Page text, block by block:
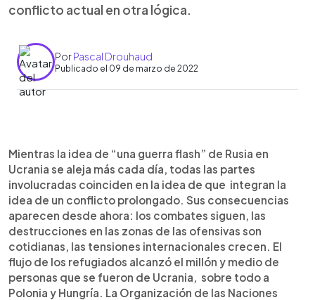
conflicto actual en otra lógica.
PorPascal Drouhaud
Publicado el 09 de marzo de 2022
Escuchar artículo
Mientras la idea de “una guerra flash” de Rusia en
Ucrania se aleja más cada día, todas las partes
involucradas coinciden en la idea de que integran la
idea de un conflicto prolongado. Sus consecuencias
aparecen desde ahora: los combates siguen, las
destrucciones en las zonas de las ofensivas son
cotidianas, las tensiones internacionales crecen. El
flujo de los refugiados alcanzó el millón y medio de
personas que se fueron de Ucrania, sobre todo a
Polonia y Hungría. La Organización de las Naciones